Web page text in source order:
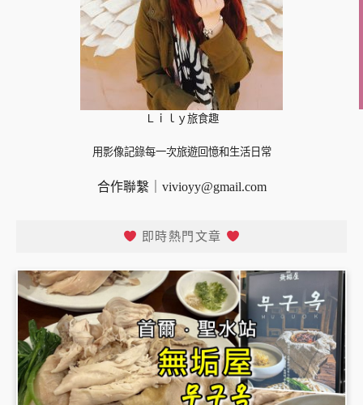
Ｌｉｌｙ旅食趣
用影像記錄每一次旅遊回憶和生活日常
合作聯繫｜ vivioyy@gmail.com
即時熱門文章